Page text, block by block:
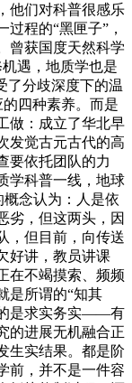
他们对科普很感乐
程的“黑匣子”，
曾获国度天然科学
遇，地质学也是
了分歧深度下的温
四种素养。而是
做：成立了华北早
发觉古元古代的高
要依托团队的力
学科普一线，地球
念认为：人是依
劣，但这两头，因
，但目前，向传送
好讲，教员讲课
在不竭摸索、频频
是所谓的“知其
是求实务实——有
的进展无机融合正
生实结果。都是阶
前，并不是一件容